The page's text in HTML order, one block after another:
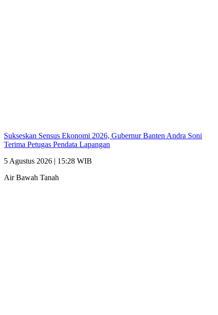
Sukseskan Sensus Ekonomi 2026, Gubernur Banten Andra Soni
Terima Petugas Pendata Lapangan
5 Agustus 2026 | 15:28 WIB
Air Bawah Tanah